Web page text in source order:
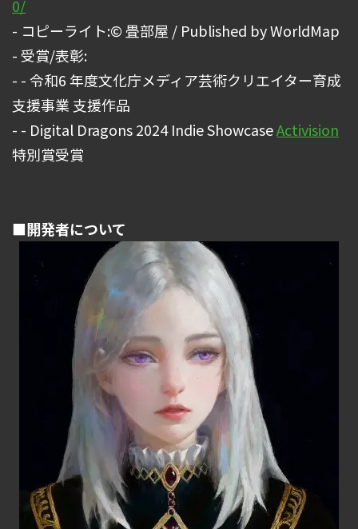
0/
- コピーライト:© 畳部屋 / Published by WorldMap
- 受賞/表彰:
- - 令和6 年度文化庁メディア芸術クリエイター育成
支援事業 支援作品
- - Digital Dragons 2024 Indie ShowcaseActivision
特別賞受賞
■開発者について